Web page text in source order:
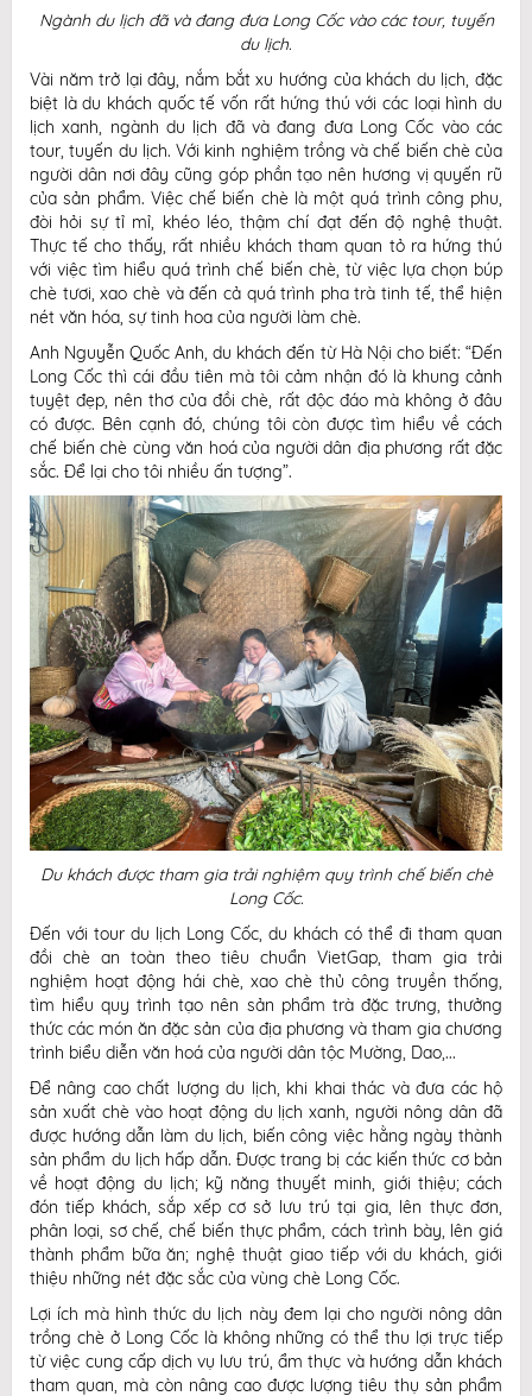
Ngành du lịch đã và đang đưa Long Cốc vào các tour, tuyến
du lịch.
Vài năm trở lại đây, nắm bắt xu hướng của khách du lịch, đặc
biệt là du khách quốc tế vốn rất hứng thú với các loại hình du
lịch xanh, ngành du lịch đã và đang đưa Long Cốc vào các
tour, tuyến du lịch. Với kinh nghiệm trồng và chế biến chè của
người dân nơi đây cũng góp phần tạo nên hương vị quyến rũ
của sản phẩm. Việc chế biến chè là một quá trình công phu,
đòi hỏi sự tỉ mỉ, khéo léo, thậm chí đạt đến độ nghệ thuật.
Thực tế cho thấy, rất nhiều khách tham quan tỏ ra hứng thú
với việc tìm hiểu quá trình chế biến chè, từ việc lựa chọn búp
chè tươi, xao chè và đến cả quá trình pha trà tinh tế, thể hiện
nét văn hóa, sự tinh hoa của người làm chè.
Anh Nguyễn Quốc Anh, du khách đến từ Hà Nội cho biết: “Đến
Long Cốc thì cái đầu tiên mà tôi cảm nhận đó là khung cảnh
tuyệt đẹp, nên thơ của đồi chè, rất độc đáo mà không ở đâu
có được. Bên cạnh đó, chúng tôi còn được tìm hiểu về cách
chế biến chè cùng văn hoá của người dân địa phương rất đặc
sắc. Để lại cho tôi nhiều ấn tượng”.
Du khách được tham gia trải nghiệm quy trình chế biến chè
Long Cốc.
Đến với tour du lịch Long Cốc, du khách có thể đi tham quan
đồi chè an toàn theo tiêu chuẩn VietGap, tham gia trải
nghiệm hoạt động hái chè, xao chè thủ công truyền thống,
tìm hiểu quy trình tạo nên sản phẩm trà đặc trưng, thưởng
thức các món ăn đặc sản của địa phương và tham gia chương
trình biểu diễn văn hoá của người dân tộc Mường, Dao,...
Để nâng cao chất lượng du lịch, khi khai thác và đưa các hộ
sản xuất chè vào hoạt động du lịch xanh, người nông dân đã
được hướng dẫn làm du lịch, biến công việc hằng ngày thành
sản phẩm du lịch hấp dẫn. Được trang bị các kiến thức cơ bản
về hoạt động du lịch; kỹ năng thuyết minh, giới thiệu; cách
đón tiếp khách, sắp xếp cơ sở lưu trú tại gia, lên thực đơn,
phân loại, sơ chế, chế biến thực phẩm, cách trình bày, lên giá
thành phẩm bữa ăn; nghệ thuật giao tiếp với du khách, giới
thiệu những nét đặc sắc của vùng chè Long Cốc.
Lợi ích mà hình thức du lịch này đem lại cho người nông dân
trồng chè ở Long Cốc là không những có thể thu lợi trực tiếp
từ việc cung cấp dịch vụ lưu trú, ẩm thực và hướng dẫn khách
tham quan, mà còn nâng cao được lượng tiêu thụ sản phẩm